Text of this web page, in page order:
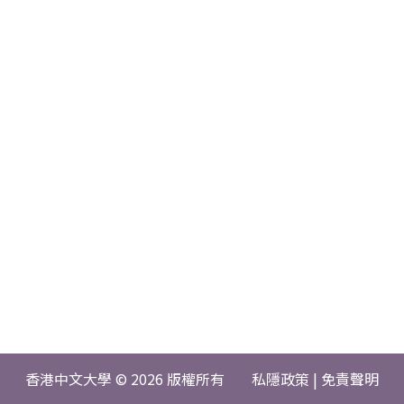
香港中文大學 © 2026 版權所有 私隱政策 | 免責聲明